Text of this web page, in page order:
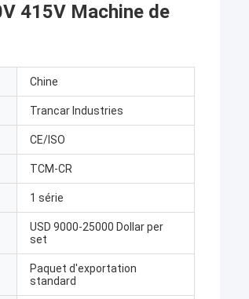
415V Machine de
Chine
Trancar Industries
CE/ISO
TCM-CR
1 série
USD 9000-25000 Dollar per
set
Paquet d'exportation
standard